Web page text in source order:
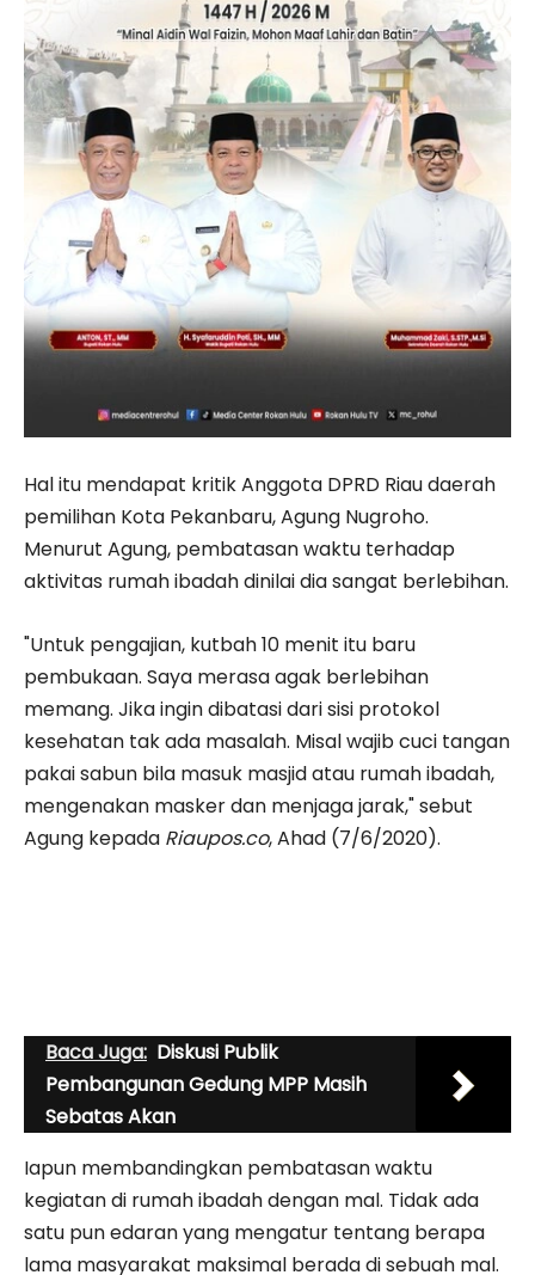
Hal itu mendapat kritik Anggota DPRD Riau daerah
pemilihan Kota Pekanbaru, Agung Nugroho.
Menurut Agung, pembatasan waktu terhadap
aktivitas rumah ibadah dinilai dia sangat berlebihan.
"Untuk pengajian, kutbah 10 menit itu baru
pembukaan. Saya merasa agak berlebihan
memang. Jika ingin dibatasi dari sisi protokol
kesehatan tak ada masalah. Misal wajib cuci tangan
pakai sabun bila masuk masjid atau rumah ibadah,
mengenakan masker dan menjaga jarak," sebut
Agung kepada Riaupos.co, Ahad (7/6/2020).
Baca Juga: Diskusi Publik
Pembangunan Gedung MPP Masih
Sebatas Akan
Iapun membandingkan pembatasan waktu
kegiatan di rumah ibadah dengan mal. Tidak ada
satu pun edaran yang mengatur tentang berapa
lama masyarakat maksimal berada di sebuah mal.